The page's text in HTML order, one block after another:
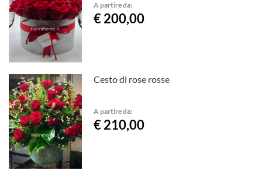
A partire da:
€ 200,00
Cesto di rose rosse
A partire da:
€ 210,00